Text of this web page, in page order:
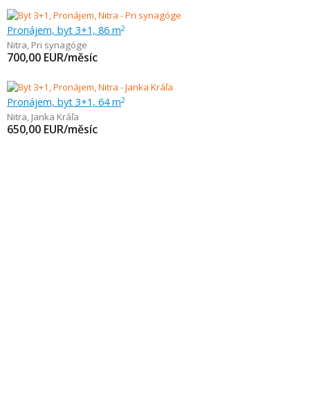
Pronájem, byt 3+1, 86 m2
Nitra, Pri synagóge
700,00 EUR/měsíc
Pronájem, byt 3+1, 64 m2
Nitra, Janka Kráľa
650,00 EUR/měsíc